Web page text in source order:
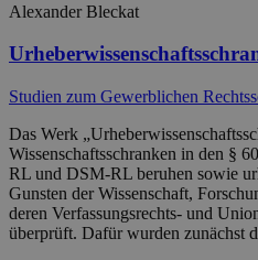
Alexander Bleckat
Studien zum Gewerblichen
Das Werk
Wissenschaftsschranken in den §
RL und DSM-RL beruhen sowie
Gunsten der Wissenschaft,
deren Verfassungsrechts- und
überprüft. Dafür wurden zunächst